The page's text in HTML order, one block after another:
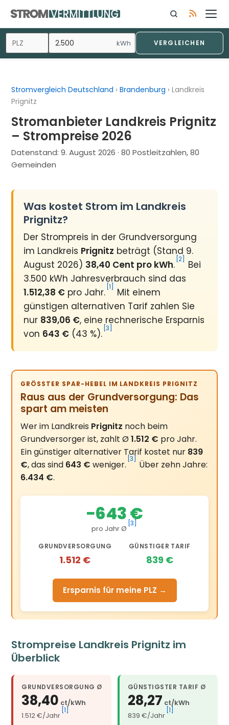
Inhalt
springen
kWh VERGLEICHEN
Stromvergleich Deutschland ›Brandenburg ›Landkreis
Prignitz
Stromanbieter Landkreis Prignitz
– Strompreise 2026
Datenstand:9. August 2026 · 80 Postleitzahlen, 80
Gemeinden
Was kostet Strom im Landkreis
Prignitz?
Der Strompreis in der Grundversorgung
im Landkreis Prignitz beträgt (Stand 9.
August 2026) 38,40 Cent pro kWh. [2]
Bei
3.500 kWh Jahresverbrauch sind das
1.512,38 € pro Jahr. [1]
Mit einem
günstigen alternativen Tarif zahlen Sie
nur 839,06 €, eine rechnerische Ersparnis
von 643 € (43 %). [3]
GRÖSSTER SPAR-HEBEL IM LANDKREIS PRIGNITZ
Raus aus der Grundversorgung: Das
spart am meisten
Wer im Landkreis Prignitz noch beim
Grundversorger ist, zahlt Ø1.512 € pro Jahr.
Ein günstiger alternativer Tarif kostet nur 839
€, das sind 643 € weniger. [3]
Über zehn Jahre:
6.434 €.
−643 €
pro Jahr Ø
[3]
GRUNDVERSORGUNG
1.512 €
GÜNSTIGER TARIF
839 €
Ersparnis für meine PLZ →
Strompreise Landkreis Prignitz im
Überblick
GRUNDVERSORGUNG Ø
38,40 ct/kWh
1.512 €/Jahr
[1]
GÜNSTIGSTER TARIF Ø
28,27 ct/kWh
839 €/Jahr
[1]